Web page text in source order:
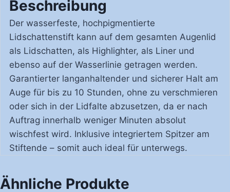
Beschreibung
Der wasserfeste, hochpigmentierte
Lidschattenstift kann auf dem gesamten Augenlid
als Lidschatten, als Highlighter, als Liner und
ebenso auf der Wasserlinie getragen werden.
Garantierter langanhaltender und sicherer Halt am
Auge für bis zu 10 Stunden, ohne zu verschmieren
oder sich in der Lidfalte abzusetzen, da er nach
Auftrag innerhalb weniger Minuten absolut
wischfest wird. Inklusive integriertem Spitzer am
Stiftende – somit auch ideal für unterwegs.
Ähnliche Produkte